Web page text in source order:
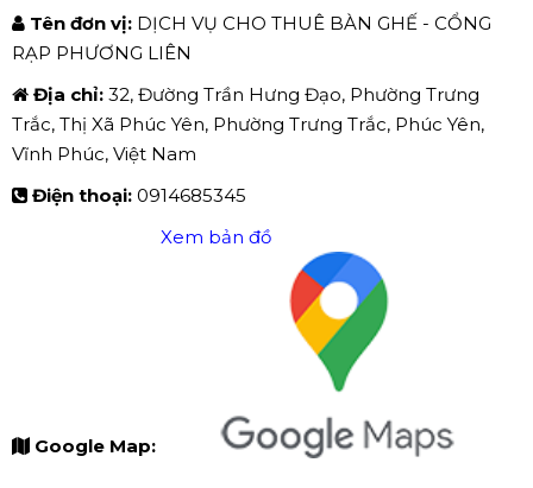
Tên đơn vị: DỊCH VỤ CHO THUÊ BÀN GHẾ - CỔNG
RẠP PHƯƠNG LIÊN
Địa chỉ: 32, Đường Trần Hưng Đạo, Phường Trưng
Trắc, Thị Xã Phúc Yên, Phường Trưng Trắc, Phúc Yên,
Vĩnh Phúc, Việt Nam
Điện thoại: 0914685345
Google Map:
Xem bản đồ